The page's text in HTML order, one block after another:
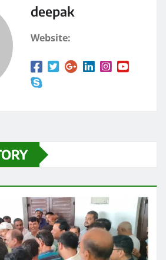
deepak
Website: